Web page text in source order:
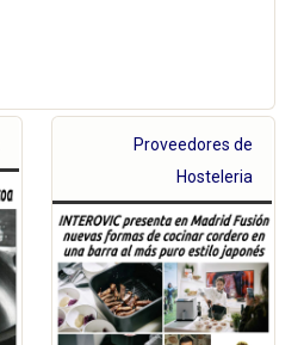
Proveedores de
Hosteleria